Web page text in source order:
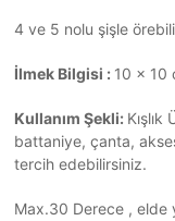
4 ve 5 nolu şişle
İlmek Bilgisi : 10 x 10
Kullanım Şekli:
battaniye, çanta,
tercih edebilirsiniz.
Max.30 Derece , elde